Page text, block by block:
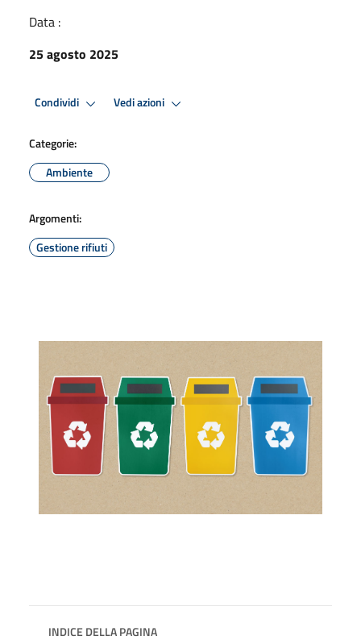
Data :
25 agosto 2025
Condividi Vedi azioni
Categorie:
Ambiente
Argomenti:
Gestione rifiuti
INDICE DELLA PAGINA